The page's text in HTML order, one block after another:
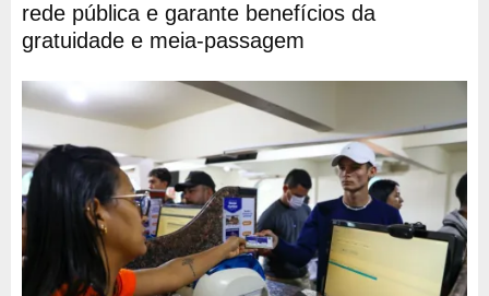
rede pública e garante benefícios da
gratuidade e meia-passagem